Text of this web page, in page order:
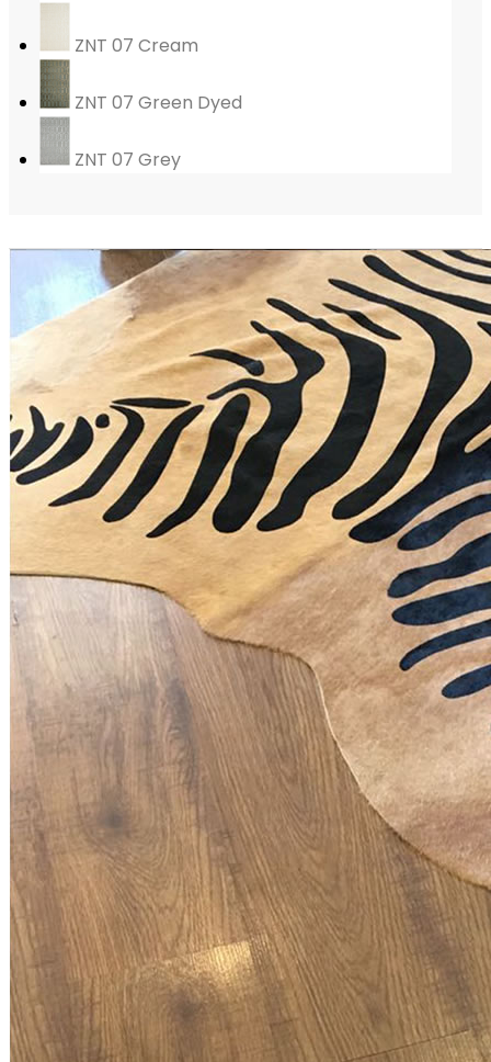
ZNT 07 Cream
ZNT 07 Green Dyed
ZNT 07 Grey